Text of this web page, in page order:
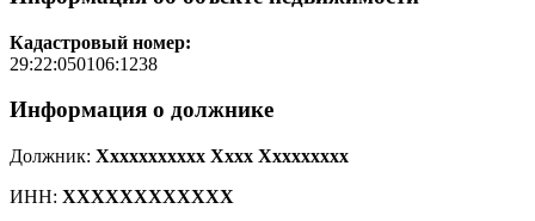
Кадастровый номер:
29:22:050106:1238
Информация о должнике
Должник: Xxxxxxxxxxx Xxxx Xxxxxxxxx
ИНН: XXXXXXXXXXXX